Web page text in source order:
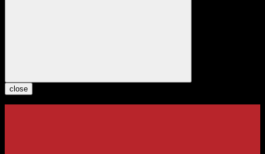
close